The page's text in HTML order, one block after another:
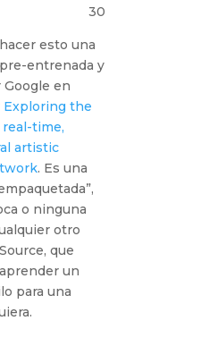
30
esto una
entrenada y
en
Exploring the
time,
artistic
. Es una
o ninguna
otro
que
un
para una